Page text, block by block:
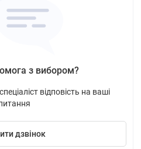
з вибором?
відповість на ваші
дзвінок